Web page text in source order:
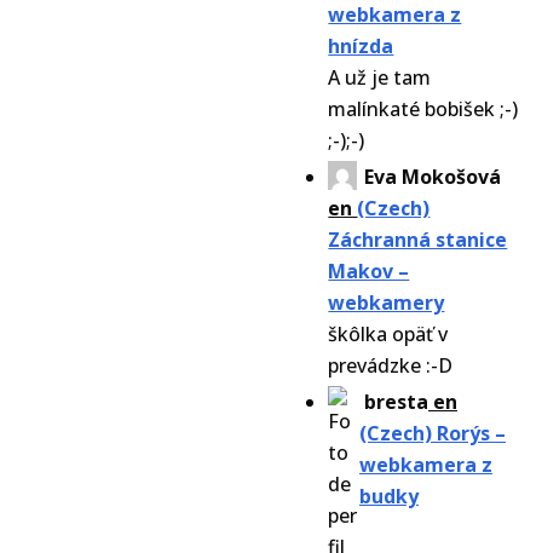
webkamera z
hnízda
A už je tam
malínkaté bobišek ;-)
;-);-)
Eva Mokošová
en (Czech)
Záchranná stanice
Makov –
webkamery
škôlka opäť v
prevádzke :-D
bresta en
(Czech) Rorýs –
webkamera z
budky